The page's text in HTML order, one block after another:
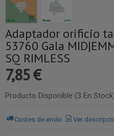
Adaptador orificio
53760 Gala
SQ RIMLESS
7,85 €
Producto Disponible (3 En
Costes de envío Ver